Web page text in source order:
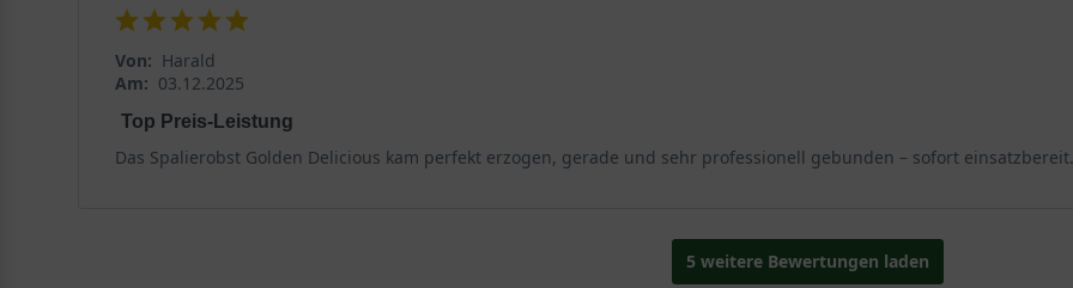
Von: Harald
Am: 03.12.2025
Top Preis-Leistung
Das Spalierobst Golden Delicious kam perfekt erzogen, gerade und sehr professionell gebunden – sofort einsatzbereit.
5 weitere Bewertungen laden